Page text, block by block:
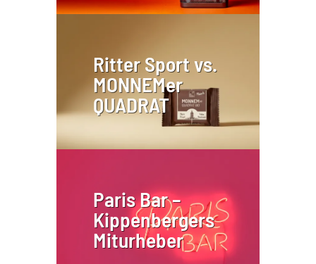
Ritter Sport vs.
MONNEMer
QUADRAT
Paris Bar –
Kippenbergers
Miturheber